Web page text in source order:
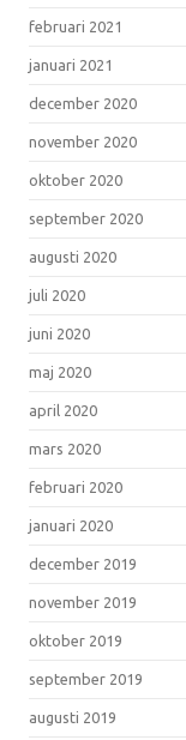
februari 2021
januari 2021
december 2020
november 2020
oktober 2020
september 2020
augusti 2020
juli 2020
juni 2020
maj 2020
april 2020
mars 2020
februari 2020
januari 2020
december 2019
november 2019
oktober 2019
september 2019
augusti 2019